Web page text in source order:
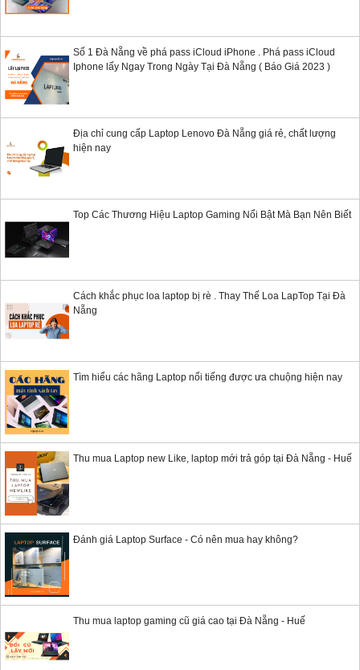
Số 1 Đà Nẵng về phá pass iCloud iPhone . Phá pass iCloud
Iphone lấy Ngay Trong Ngày Tại Đà Nẵng ( Báo Giá 2023 )
Địa chỉ cung cấp Laptop Lenovo Đà Nẵng giá rẻ, chất lượng
hiện nay
Top Các Thương Hiệu Laptop Gaming Nổi Bật Mà Bạn Nên Biết
Cách khắc phục loa laptop bị rè . Thay Thế Loa LapTop Tại Đà
Nẵng
Tìm hiểu các hãng Laptop nổi tiếng được ưa chuộng hiện nay
Thu mua Laptop new Like, laptop mới trả góp tại Đà Nẵng - Huế
Đánh giá Laptop Surface - Có nên mua hay không?
Thu mua laptop gaming cũ giá cao tại Đà Nẵng - Huế